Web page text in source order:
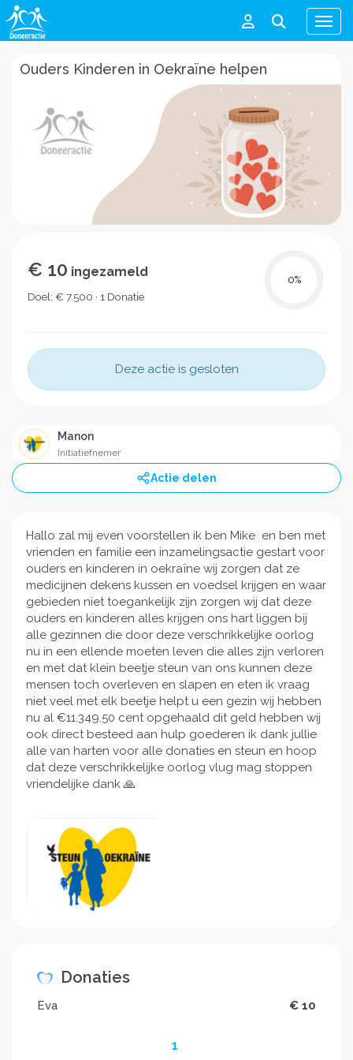
Menu
Ouders Kinderen in Oekraïne helpen
€ 10 ingezameld
Doel: € 7.500 · 1 Donatie
0%
Deze actie is gesloten
Manon
Initiatiefnemer
Actie delen
Hallo zal mij even voorstellen ik ben Mike en ben met
vrienden en familie een inzamelingsactie gestart voor
ouders en kinderen in oekraïne wij zorgen dat ze
medicijnen dekens kussen en voedsel krijgen en waar
gebieden niet toegankelijk zijn zorgen wij dat deze
ouders en kinderen alles krijgen ons hart liggen bij
alle gezinnen die door deze verschrikkelijke oorlog
nu in een ellende moeten leven die alles zijn verloren
en met dat klein beetje steun van ons kunnen deze
mensen toch overleven en slapen en eten ik vraag
niet veel met elk beetje helpt u een gezin wij hebben
nu al €11.349.50 cent opgehaald dit geld hebben wij
ook direct besteed aan hulp goederen ik dank jullie
alle van harten voor alle donaties en steun en hoop
dat deze verschrikkelijke oorlog vlug mag stoppen
vriendelijke dank 🙏
Donaties
Eva € 10
1